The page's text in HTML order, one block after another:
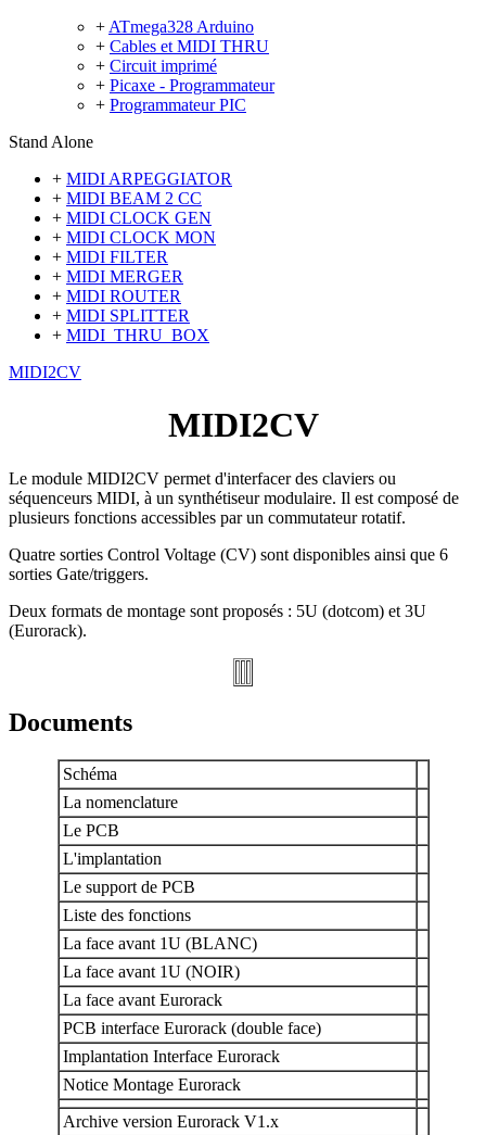
+ ATmega328 Arduino
+ Cables et MIDI THRU
+ Circuit imprimé
+ Picaxe - Programmateur
+ Programmateur PIC
Stand Alone
+ MIDI ARPEGGIATOR
+ MIDI BEAM 2 CC
+ MIDI CLOCK GEN
+ MIDI CLOCK MON
+ MIDI FILTER
+ MIDI MERGER
+ MIDI ROUTER
+ MIDI SPLITTER
+ MIDI_THRU_BOX
MIDI2CV
MIDI2CV
Le module MIDI2CV permet d'interfacer des claviers ou
séquenceurs MIDI, à un synthétiseur modulaire. Il est composé de
plusieurs fonctions accessibles par un commutateur rotatif.
Quatre sorties Control Voltage (CV) sont disponibles ainsi que 6
sorties Gate/triggers.
Deux formats de montage sont proposés : 5U (dotcom) et 3U
(Eurorack).
Documents
Schéma
La nomenclature
Le PCB
L'implantation
Le support de PCB
Liste des fonctions
La face avant 1U (BLANC)
La face avant 1U (NOIR)
La face avant Eurorack
PCB interface Eurorack (double face)
Implantation Interface Eurorack
Notice Montage Eurorack
Archive version Eurorack V1.x